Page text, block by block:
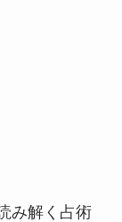
み解く占術